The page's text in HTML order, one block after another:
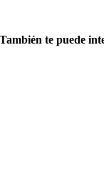
También te puede